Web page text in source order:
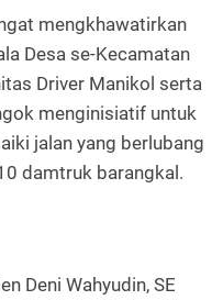
mengkhawatirkan
Desa se-Kecamatan
Driver Manikol serta
menginisiatif untuk
jalan yang berlubang
damtruk barangkal.
Deni Wahyudin, SE